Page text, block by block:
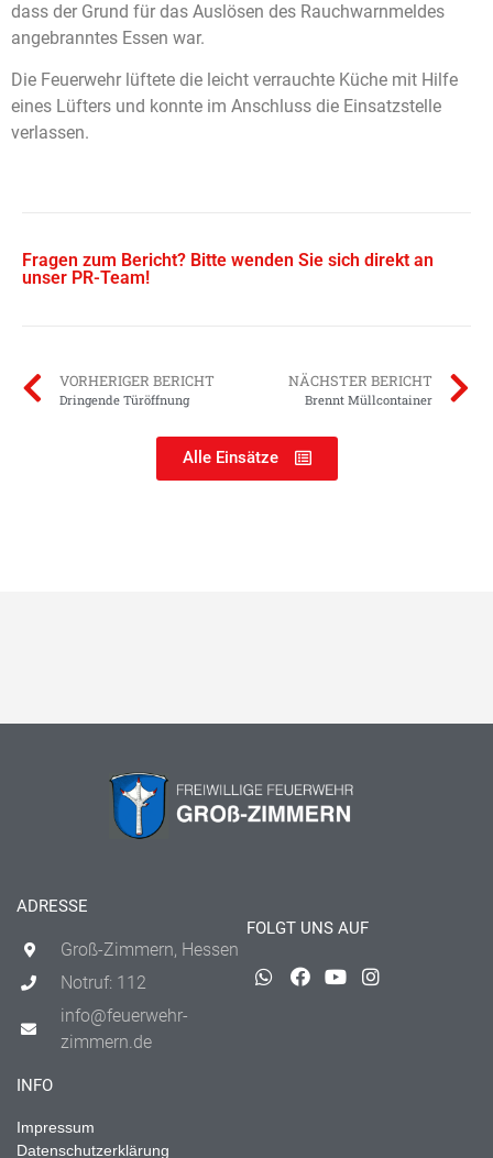
dass der Grund für das Auslösen des Rauchwarnmeldes
angebranntes Essen war.
Die Feuerwehr lüftete die leicht verrauchte Küche mit Hilfe
eines Lüfters und konnte im Anschluss die Einsatzstelle
verlassen.
Fragen zum Bericht? Bitte wenden Sie sich direkt an
unser PR-Team!
VORHERIGER BERICHT
Dringende Türöffnung
NÄCHSTER BERICHT
Brennt Müllcontainer
Alle Einsätze
ADRESSE
Groß-Zimmern, Hessen
Notruf: 112
info@feuerwehr-
zimmern.de
FOLGT UNS AUF
INFO
Impressum
Datenschutzerklärung